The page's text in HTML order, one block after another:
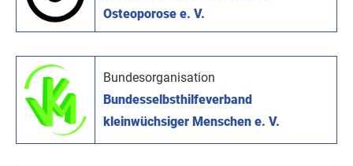
Osteoporose e. V.
Bundesorganisation
Bundesselbsthilfeverband
kleinwüchsiger Menschen e. V.